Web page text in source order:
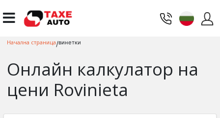
Начална страница/винетки
Онлайн калкулатор на
цени Rovinieta